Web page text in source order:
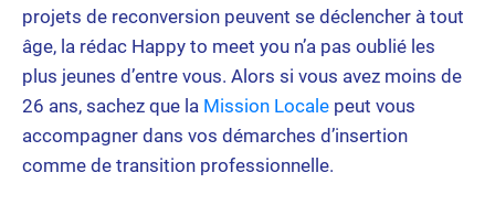
projets de reconversion peuvent se déclencher à tout
âge, la rédac Happy to meet you n’a pas oublié les
plus jeunes d’entre vous. Alors si vous avez moins de
26 ans, sachez que la Mission Locale peut vous
accompagner dans vos démarches d’insertion
comme de transition professionnelle.